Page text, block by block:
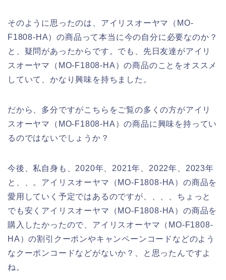
そのように思ったのは、アイリスオーヤマ（MO-
F1808-HA）の商品って本当に今の自分に必要なのか？
と、疑問があったからです。でも、先日友達がアイリ
スオーヤマ（MO-F1808-HA）の商品のことをオススメ
していて、かなり興味を持ちました。
だから、多分ですがこちらをご覧の多くの方がアイリ
スオーヤマ（MO-F1808-HA）の商品に興味を持ってい
るのではないでしょうか？
今後、私自身も、2020年、2021年、2022年、2023年
と、、。アイリスオーヤマ（MO-F1808-HA）の商品を
愛用していく予定ではあるのですが、、、、ちょっと
でも安くアイリスオーヤマ（MO-F1808-HA）の商品を
購入したかったので、アイリスオーヤマ（MO-F1808-
HA）の割引クーポンやキャンペーンコードなどのよう
なクーポンコードなどがないか？、と思ったんですよ
ね。